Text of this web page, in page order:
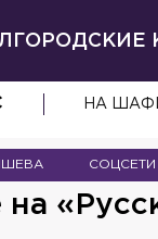
ГОРОДСКИЕ
НА
СОЦСЕТИ